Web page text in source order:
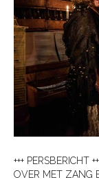
+++ PERSBERICHT
OVER MET ZANG